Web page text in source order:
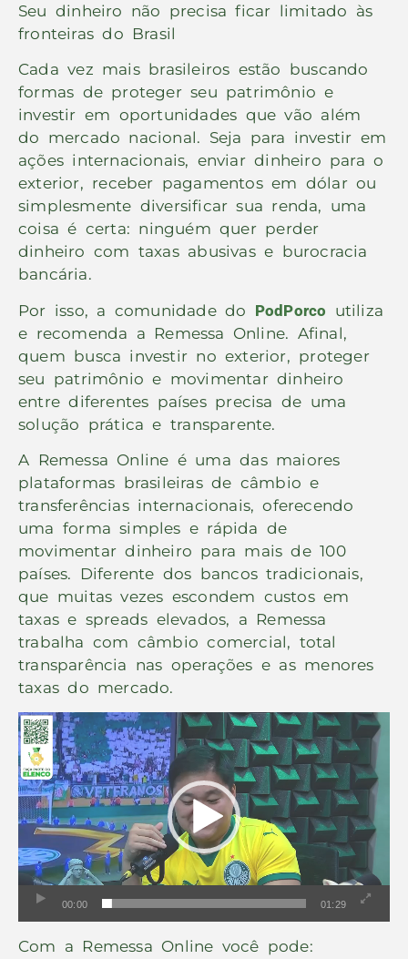
Seu dinheiro não precisa ficar limitado às
fronteiras do Brasil
Cada vez mais brasileiros estão buscando
formas de proteger seu patrimônio e
investir em oportunidades que vão além
do mercado nacional. Seja para investir em
ações internacionais, enviar dinheiro para o
exterior, receber pagamentos em dólar ou
simplesmente diversificar sua renda, uma
coisa é certa: ninguém quer perder
dinheiro com taxas abusivas e burocracia
bancária.
Por isso, a comunidade do PodPorco utiliza
e recomenda a Remessa Online. Afinal,
quem busca investir no exterior, proteger
seu patrimônio e movimentar dinheiro
entre diferentes países precisa de uma
solução prática e transparente.
A Remessa Online é uma das maiores
plataformas brasileiras de câmbio e
transferências internacionais, oferecendo
uma forma simples e rápida de
movimentar dinheiro para mais de 100
países. Diferente dos bancos tradicionais,
que muitas vezes escondem custos em
taxas e spreads elevados, a Remessa
trabalha com câmbio comercial, total
transparência nas operações e as menores
taxas do mercado.
Tocador
de
vídeo
00:00 01:29
Com a Remessa Online você pode: